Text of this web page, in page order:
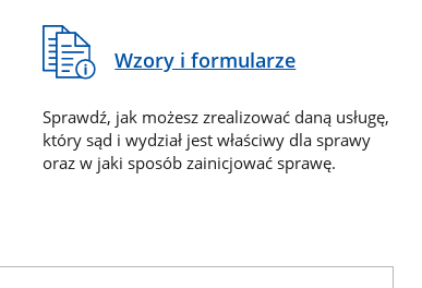
Wzory i formularze
Sprawdź, jak możesz zrealizować daną usługę,
który sąd i wydział jest właściwy dla sprawy
oraz w jaki sposób zainicjować sprawę.